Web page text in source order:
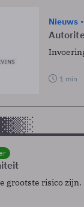
Nieuws
1 min
grootste risico zijn.